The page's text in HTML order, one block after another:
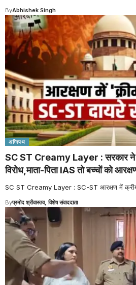
ByAbhishek Singh
अग्निपथ
SC ST Creamy Layer : सरकार ने
विरोध,माता-पिता IAS तो बच्चों को
SC ST Creamy Layer : SC-ST आरक्षण में
Byप्रमोद श्रीवास्तव, विशेष संवाददाता